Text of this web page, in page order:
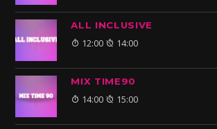
ALL INCLUSIVE
12:00 14:00
MIX TIME90
14:00 15:00